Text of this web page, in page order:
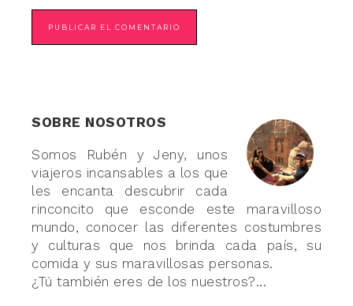
SOBRE NOSOTROS
Somos Rubén y Jeny, unos
viajeros incansables a los que
les encanta descubrir cada
rinconcito que esconde este maravilloso
mundo, conocer las diferentes costumbres
y culturas que nos brinda cada país, su
comida y sus maravillosas personas.
¿Tú también eres de los nuestros?...